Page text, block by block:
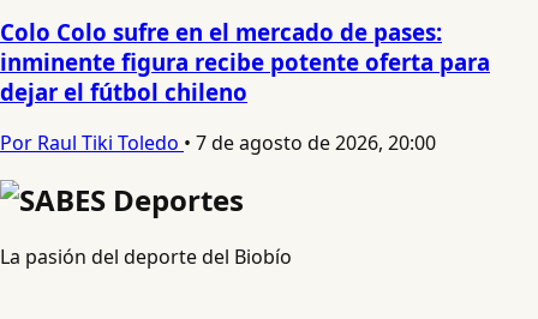
Colo Colo sufre en el mercado de pases:
inminente figura recibe potente oferta para
dejar el fútbol chileno
Por Raul Tiki Toledo • 7 de agosto de 2026, 20:00
La pasión del deporte del Biobío